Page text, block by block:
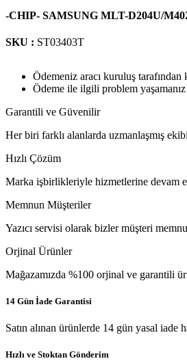
-CHIP- SAMSUNG MLT-D204U/
SKU : ST03403T
Ödemeniz aracı kuruluş tarafından
Ödeme ile ilgili problem
Garantili ve Güvenilir
Her biri farklı alanlarda uzmanlaşmış
Hızlı Çözüm
Marka işbirlikleriyle hizmetlerine devam
Memnun Müşteriler
Yazıcı servisi olarak bizler müşteri
Orjinal Ürünler
Mağazamızda %100 orjinal ve garantili
14 Gün İade Garantisi
Satın alınan ürünlerde 14 gün yasal iade
Hızlı ve Stoktan Gönderim